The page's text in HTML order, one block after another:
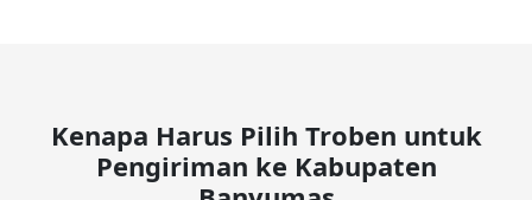
Kenapa Harus Pilih Troben untuk
Pengiriman ke Kabupaten